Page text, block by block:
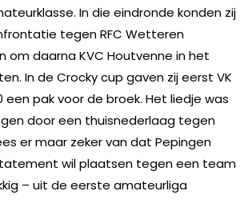
In die eindronde konden zij
tegen RFC Wetteren
om daarna KVC Houtvenne in het
In de Crocky cup gaven zij eerst VK
een pak voor de broek. Het liedje was
door een thuisnederlaag tegen
er maar zeker van dat Pepingen
wil plaatsen tegen een team
– uit de eerste amateurliga